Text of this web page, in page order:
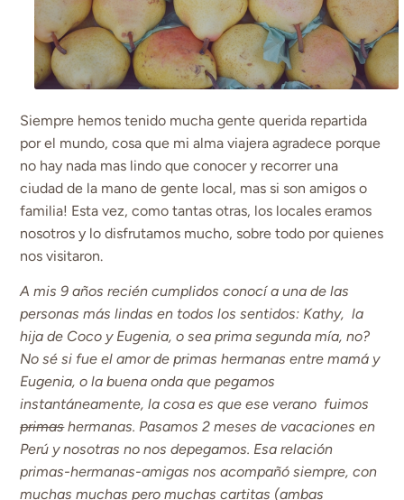
Siempre hemos tenido mucha gente querida repartida
por el mundo, cosa que mi alma viajera agradece porque
no hay nada mas lindo que conocer y recorrer una
ciudad de la mano de gente local, mas si son amigos o
familia! Esta vez, como tantas otras, los locales eramos
nosotros y lo disfrutamos mucho, sobre todo por quienes
nos visitaron.
A mis 9 años recién cumplidos conocí a una de las
personas más lindas en todos los sentidos: Kathy, la
hija de Coco y Eugenia, o sea prima segunda mía, no?
No sé si fue el amor de primas hermanas entre mamá y
Eugenia, o la buena onda que pegamos
instantáneamente, la cosa es que ese verano fuimos
primashermanas. Pasamos 2 meses de vacaciones en
Perú y nosotras no nos depegamos. Esa relación
primas-hermanas-amigas nos acompañó siempre, con
muchas muchas pero muchas cartitas (ambas